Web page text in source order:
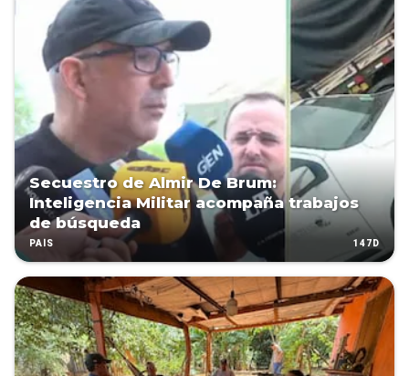
Secuestro de Almir De Brum:
Inteligencia Militar acompaña trabajos
de búsqueda
PAÍS 147D